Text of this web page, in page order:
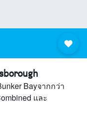
Bayจากกว่า
และ